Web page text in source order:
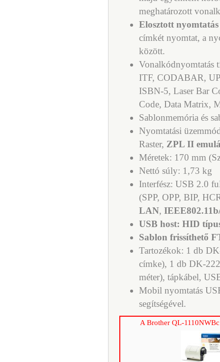
meghatározott
Elosztott nyomtatás
címkét nyomtat, a
között.
Vonalkódnyomtatás
ITF, CODABAR,
ISBN-5, Laser Bar
Code, Data Matrix,
Sablonmemória és
Nyomtatási
Raster, ZPL II
Méretek: 170 mm
Nettó súly: 1,73 kg
Interfész: USB 2.0
(SPP, OPP, BIP,
LAN,
USB host: HID
Sablon frissíthető
Tartozékok: 1 db
címke), 1 db DK-
méter), tápkábel,
Mobil nyomtatás
segítségével.
A Brother QL-